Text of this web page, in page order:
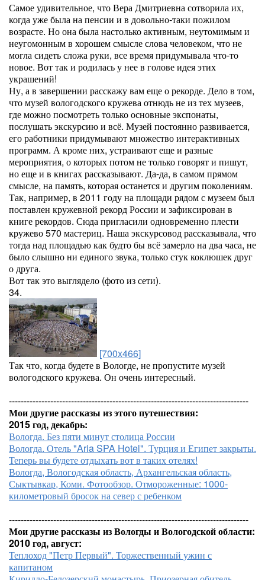
Самое удивительное, что Вера Дмитриевна сотворила их,
когда уже была на пенсии и в довольно-таки пожилом
возрасте. Но она была настолько активным, неутомимым и
неугомонным в хорошем смысле слова человеком, что не
могла сидеть сложа руки, все время придумывала что-то
новое. Вот так и родилась у нее в голове идея этих
украшений!
Ну, а в завершении расскажу вам еще о рекорде. Дело в том,
что музей вологодского кружева отнюдь не из тех музеев,
где можно посмотреть только основные экспонаты,
послушать экскурсию и всё. Музей постоянно развивается,
его работники придумывают множество интерактивных
программ. А кроме них, устраивают еще и разные
мероприятия, о которых потом не только говорят и пишут,
но еще и в книгах рассказывают. Да-да, в самом прямом
смысле, на память, которая останется и другим поколениям.
Так, например, в 2011 году на площади рядом с музеем был
поставлен кружевной рекорд России и зафиксирован в
книге рекордов. Сюда пригласили одновременно плести
кружево 570 мастериц. Наша экскурсовод рассказывала, что
тогда над площадью как будто бы всё замерло на два часа, не
было слышно ни единого звука, только стук коклюшек друг
о друга.
Вот так это выглядело (фото из сети).
34.
[700x466]
Так что, когда будете в Вологде, не пропустите музей
вологодского кружева. Он очень интересный.
---------------------------------------------------------------------------------
Мои другие рассказы из этого путешествия:
2015 год, декабрь:
Вологда. Без пяти минут столица России
Вологда. Отель "Aria SPA Hotel". Турция и Египет закрыты.
Теперь вы будете отдыхать вот в таких отелях!
Вологда, Вологодская область, Архангельская область,
Сыктывкар, Коми. Фотообзор. Отмороженные: 1000-
километровый бросок на север с ребенком
---------------------------------------------------------------------------------
Мои другие рассказы из Вологды и Вологодской области:
2010 год, август:
Теплоход "Петр Первый". Торжественный ужин с
капитаном